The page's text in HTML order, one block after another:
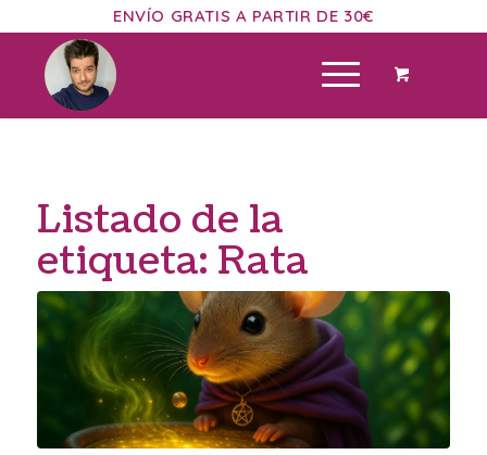
ENVÍO GRATIS A PARTIR DE 30€
Listado de la
etiqueta: Rata